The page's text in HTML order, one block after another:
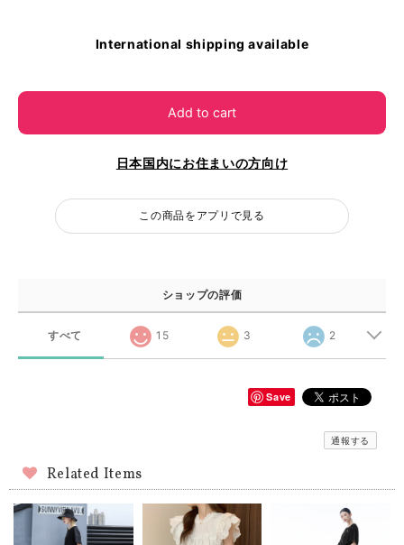
International shipping available
Add to cart
日本国内にお住まいの方向け
この商品をアプリで見る
ショップの評価
すべて 15 3 2
Save
通報する
Related Items